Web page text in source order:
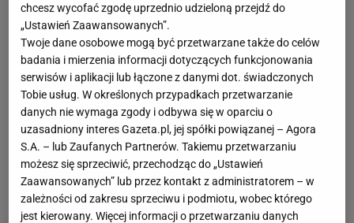
chcesz wycofać zgodę uprzednio udzieloną przejdź do
„Ustawień Zaawansowanych”.
Twoje dane osobowe mogą być przetwarzane także do celów
badania i mierzenia informacji dotyczących funkcjonowania
serwisów i aplikacji lub łączone z danymi dot. świadczonych
Tobie usług. W określonych przypadkach przetwarzanie
danych nie wymaga zgody i odbywa się w oparciu o
uzasadniony interes Gazeta.pl, jej spółki powiązanej – Agora
S.A. – lub Zaufanych Partnerów. Takiemu przetwarzaniu
możesz się sprzeciwić, przechodząc do „Ustawień
Zaawansowanych” lub przez kontakt z administratorem – w
zależności od zakresu sprzeciwu i podmiotu, wobec którego
jest kierowany. Więcej informacji o przetwarzaniu danych